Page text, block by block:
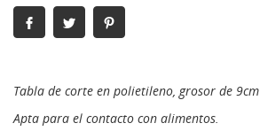
Tabla de corte en polietileno, grosor de 9cm
Apta para el contacto con alimentos.